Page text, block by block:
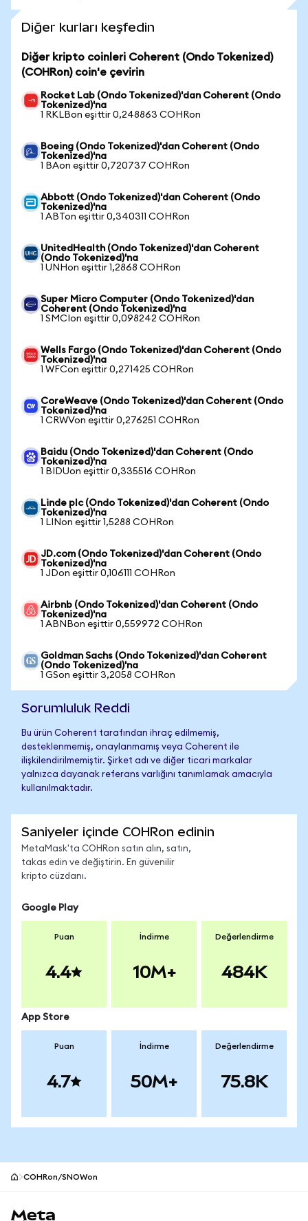
Diğer kurları keşfedin
Diğer kripto coinleri Coherent (Ondo Tokenized)
(COHRon) coin'e çevirin
Rocket Lab (Ondo Tokenized)'dan Coherent (Ondo
Tokenized)'na
1 RKLBon eşittir 0,248863 COHRon
Boeing (Ondo Tokenized)'dan Coherent (Ondo
Tokenized)'na
1 BAon eşittir 0,720737 COHRon
Abbott (Ondo Tokenized)'dan Coherent (Ondo
Tokenized)'na
1 ABTon eşittir 0,340311 COHRon
UnitedHealth (Ondo Tokenized)'dan Coherent
(Ondo Tokenized)'na
1 UNHon eşittir 1,2868 COHRon
Super Micro Computer (Ondo Tokenized)'dan
Coherent (Ondo Tokenized)'na
1 SMCIon eşittir 0,098242 COHRon
Wells Fargo (Ondo Tokenized)'dan Coherent (Ondo
Tokenized)'na
1 WFCon eşittir 0,271425 COHRon
CoreWeave (Ondo Tokenized)'dan Coherent (Ondo
Tokenized)'na
1 CRWVon eşittir 0,276251 COHRon
Baidu (Ondo Tokenized)'dan Coherent (Ondo
Tokenized)'na
1 BIDUon eşittir 0,335516 COHRon
Linde plc (Ondo Tokenized)'dan Coherent (Ondo
Tokenized)'na
1 LINon eşittir 1,5288 COHRon
JD.com (Ondo Tokenized)'dan Coherent (Ondo
Tokenized)'na
1 JDon eşittir 0,106111 COHRon
Airbnb (Ondo Tokenized)'dan Coherent (Ondo
Tokenized)'na
1 ABNBon eşittir 0,559972 COHRon
Goldman Sachs (Ondo Tokenized)'dan Coherent
(Ondo Tokenized)'na
1 GSon eşittir 3,2058 COHRon
Sorumluluk Reddi
Bu ürün Coherent tarafından ihraç edilmemiş,
desteklenmemiş, onaylanmamış veya Coherent ile
ilişkilendirilmemiştir. Şirket adı ve diğer ticari markalar
yalnızca dayanak referans varlığını tanımlamak amacıyla
kullanılmaktadır.
Saniyeler içinde COHRon edinin
MetaMask'ta COHRon satın alın, satın,
takas edin ve değiştirin. En güvenilir
kripto cüzdanı.
Google Play
Puan
4.4
İndirme
10M+
Değerlendirme
484K
App Store
Puan
4.7
İndirme
50M+
Değerlendirme
75.8K
COHRon/SNOWon